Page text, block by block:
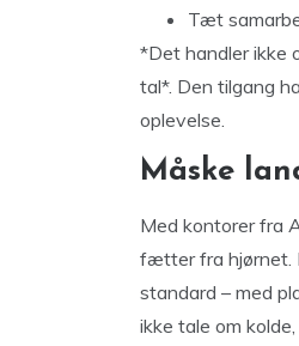
Tæt
*Det handler ikke
tal*. Den tilgang
oplevelse.
Måske
Med kontorer fra
fætter fra hjørnet.
standard – med
ikke tale om